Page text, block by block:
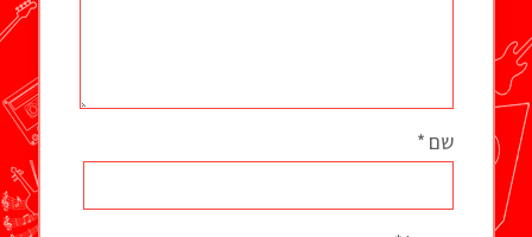
שם *